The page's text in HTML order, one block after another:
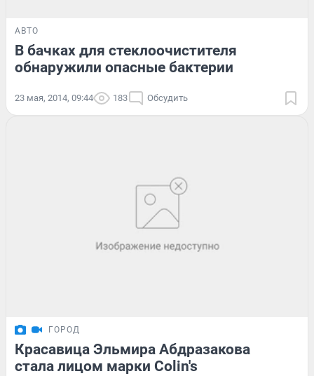
АВТО
В бачках для стеклоочистителя
обнаружили опасные бактерии
23 мая, 2014, 09:44 183 Обсудить
ГОРОД
Красавица Эльмира Абдразакова
стала лицом марки Colin's